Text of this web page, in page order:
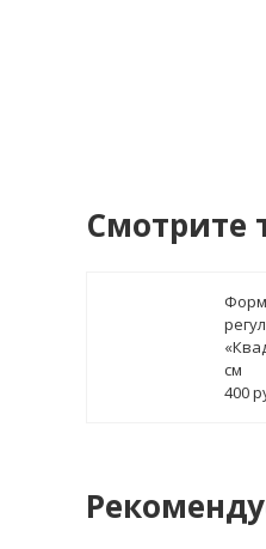
Смотрите
см
400